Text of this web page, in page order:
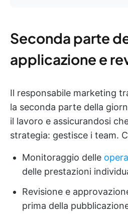
Seconda parte
applicazione e
Il responsabile marketing
la seconda parte della
il lavoro e assicurandosi
strategia: gestisce i team.
Monitoraggio delle
delle prestazioni
Revisione e
prima della